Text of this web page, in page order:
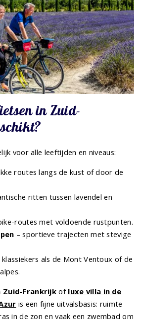
in Zuid-
voor alle leeftijden en niveaus:
routes langs de kust of door de
ritten tussen lavendel en
routes met voldoende rustpunten.
– sportieve trajecten met stevige
klassiekers als de Mont Ventoux of de
Zuid-Frankrijkof luxe villa in de
is een fijne uitvalsbasis: ruimte
in de zon en vaak een zwembad om